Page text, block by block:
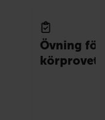
Övning för
körprovet